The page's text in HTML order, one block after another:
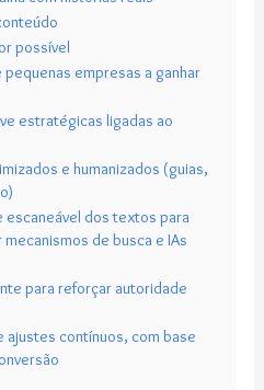
possível
empresas a ganhar
estratégicas ligadas ao
e humanizados (guias,
escaneável dos textos para
de busca e IAs
para reforçar autoridade
ajustes contínuos, com base